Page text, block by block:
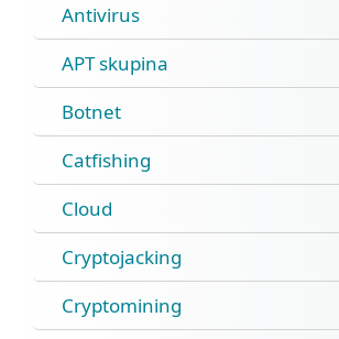
Antivirus
APT skupina
Botnet
Catfishing
Cloud
Cryptojacking
Cryptomining